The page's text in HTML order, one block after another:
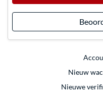
Nieuw
Nieuwe